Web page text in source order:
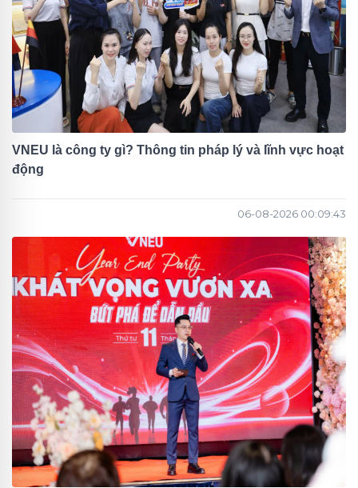
VNEU là công ty gì? Thông tin pháp lý và lĩnh vực hoạt
động
06-08-2026 00:09:43